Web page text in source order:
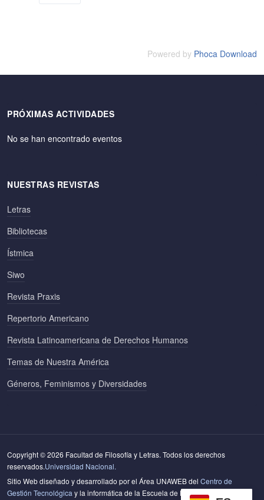
Powered by Phoca Download
PRÓXIMAS ACTIVIDADES
No se han encontrado eventos
NUESTRAS REVISTAS
Letras
Bibliotecas
Ístmica
Siwo
Revista Praxis
Repertorio Americano
Revista Latinoamericana de Derechos Humanos
Temas de Nuestra América
Géneros, Feminismos y Diversidades
Copyright © 2026 Facultad de Filosofía y Letras. Todos los derechos
reservados.Universidad Nacional.
Sitio Web diseñado y desarrollado por el Área UNAWEB del Centro de
Gestión Tecnológica y la informática de la Escuela de Literatura y Ciencias